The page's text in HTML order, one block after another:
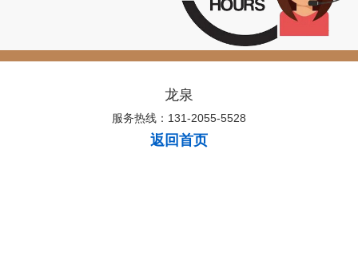
龙泉
服务热线：131-2055-5528
返回首页